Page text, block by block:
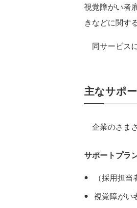
視覚障がい者
きなどに関す
同サービス
主なサポ
企業のさま
サポートプラ
（採用担
視覚障がい